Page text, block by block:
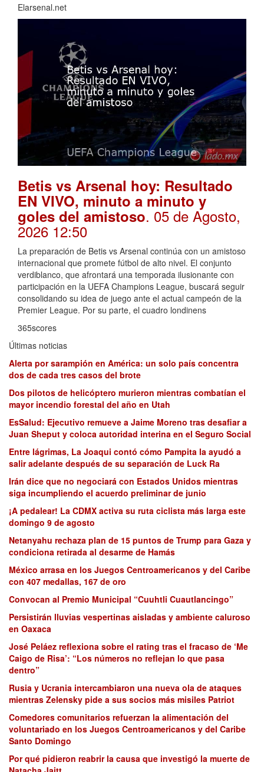
Elarsenal.net
Betis vs Arsenal hoy: Resultado
EN VIVO, minuto a minuto y
goles del amistoso. 05 de Agosto,
2026 12:50
La preparación de Betis vs Arsenal continúa con un amistoso
internacional que promete fútbol de alto nivel. El conjunto
verdiblanco, que afrontará una temporada ilusionante con
participación en la UEFA Champions League, buscará seguir
consolidando su idea de juego ante el actual campeón de la
Premier League. Por su parte, el cuadro londinens
365scores
Últimas noticias
Alerta por sarampión en América: un solo país concentra
dos de cada tres casos del brote
Dos pilotos de helicóptero murieron mientras combatían el
mayor incendio forestal del año en Utah
EsSalud: Ejecutivo remueve a Jaime Moreno tras desafiar a
Juan Sheput y coloca autoridad interina en el Seguro Social
Entre lágrimas, La Joaqui contó cómo Pampita la ayudó a
salir adelante después de su separación de Luck Ra
Irán dice que no negociará con Estados Unidos mientras
siga incumpliendo el acuerdo preliminar de junio
¡A pedalear! La CDMX activa su ruta ciclista más larga este
domingo 9 de agosto
Netanyahu rechaza plan de 15 puntos de Trump para Gaza y
condiciona retirada al desarme de Hamás
México arrasa en los Juegos Centroamericanos y del Caribe
con 407 medallas, 167 de oro
Convocan al Premio Municipal “Cuuhtli Cuautlancingo”
Persistirán lluvias vespertinas aisladas y ambiente caluroso
en Oaxaca
José Peláez reflexiona sobre el rating tras el fracaso de ‘Me
Caigo de Risa’: “Los números no reflejan lo que pasa
dentro”
Rusia y Ucrania intercambiaron una nueva ola de ataques
mientras Zelensky pide a sus socios más misiles Patriot
Comedores comunitarios refuerzan la alimentación del
voluntariado en los Juegos Centroamericanos y del Caribe
Santo Domingo
Por qué pidieron reabrir la causa que investigó la muerte de